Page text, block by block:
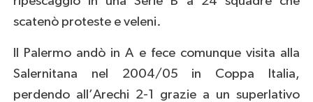
scatenò proteste e veleni.
Il Palermo andò in A e fece comunque visita alla
Salernitana nel 2004/05 in Coppa Italia,
perdendo all’Arechi 2-1 grazie a un superlativo